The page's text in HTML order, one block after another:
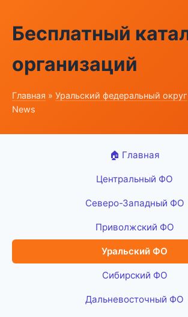
Бесплатный
организаций
Главная » Уральский федеральный округ
News
🏠 Главная
Центральный ФО
Северо-Западный ФО
Приволжский ФО
Уральский ФО
Сибирский ФО
Дальневосточный ФО